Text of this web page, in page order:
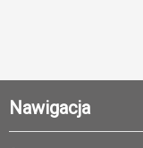
Nawigacja